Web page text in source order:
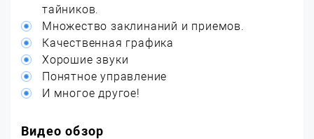
тайников.
Множество заклинаний и приемов.
Качественная графика
Хорошие звуки
Понятное управление
И многое другое!
Видео обзор